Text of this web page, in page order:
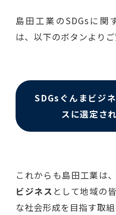
島田工業のSDGsに関
は、以下のボタンよりご
SDGsぐんまビジ
スに選定さ
これからも島田工業は、
ビジネス として地域の
な社会形成を目指す取組